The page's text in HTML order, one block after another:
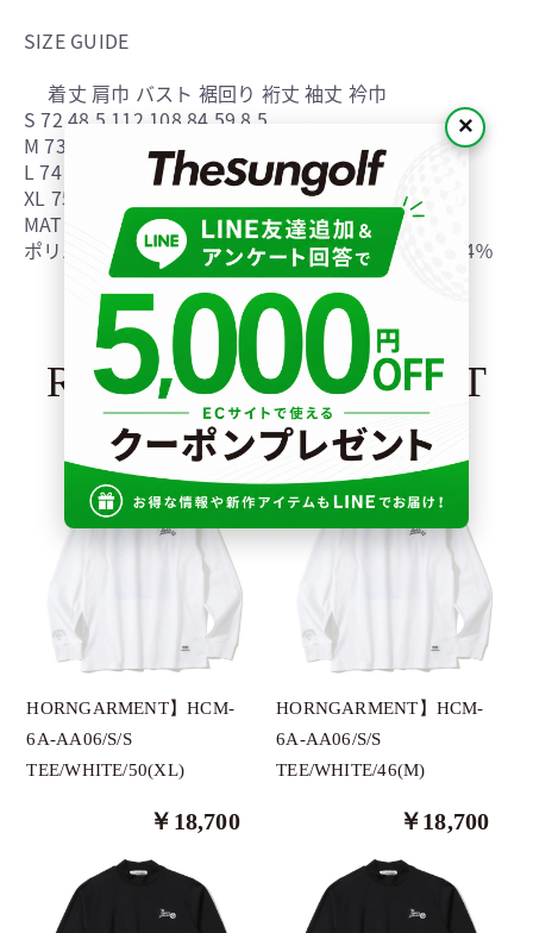
SIZE GUIDE
着丈 肩巾 バスト 裾回り 裄丈 袖丈 衿巾
S 72 48.5 112 108 84 59.8 5
M 73 50 116 112 86 61 5
L 74 51.5 120 116 88 62.3 5
XL 75 53 124 120 90 63.5 5
MATERIALS
ポリエステル 80％ / ナイロン 16% / ポリウレタン 4％
RECOMMENDED LIST
HORNGARMENT】HCM-
6A-AA06/S/S
TEE/WHITE/50(XL)
￥18,700
HORNGARMENT】HCM-
6A-AA06/S/S
TEE/WHITE/46(M)
￥18,700
×